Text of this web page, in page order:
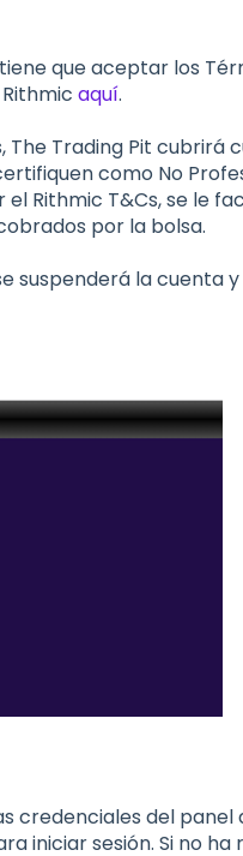
que aceptar los
aquí.
The Trading Pit cubrirá
como No
Rithmic T&Cs, se le
por la bolsa.
suspenderá la cuenta y
credenciales del panel
iniciar sesión. Si no ha